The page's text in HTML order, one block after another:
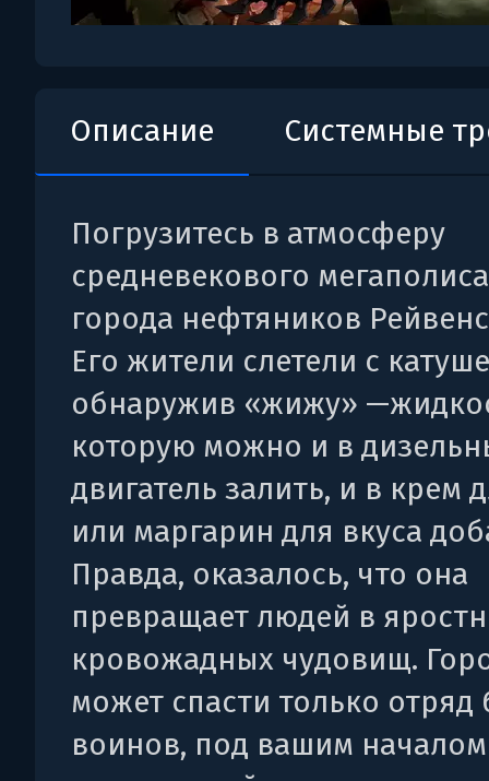
Описание Системные
Погрузитесь в атмосферу
средневекового
города нефтяников
Его жители слетели с
обнаружив «жижу»
которую можно и в
двигатель залить, и в крем
или маргарин для вкуса
Правда, оказалось, что она
превращает людей в
кровожадных чудовищ.
может спасти только отряд
воинов, под вашим началом